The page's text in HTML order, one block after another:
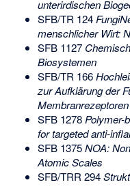
unterirdischen
SFB/TR 124
menschlicher Wirt:
SFB 1127
Biosystemen
SFB/TR 166
zur Aufklärung der
Membranrezeptoren
SFB 1278Polymer-
for targeted anti-
SFB 1375NOA:
Atomic Scales
SFB/TRR 294